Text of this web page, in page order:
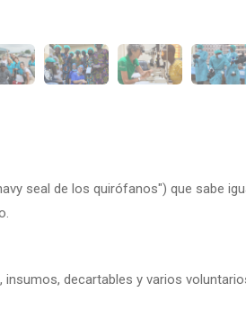
seal de los quirófanos") que sabe
decartables y varios